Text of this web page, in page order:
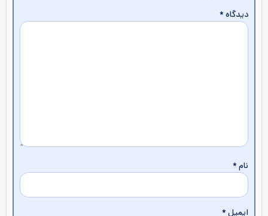
دیدگاه*
نام*
ایمیل*